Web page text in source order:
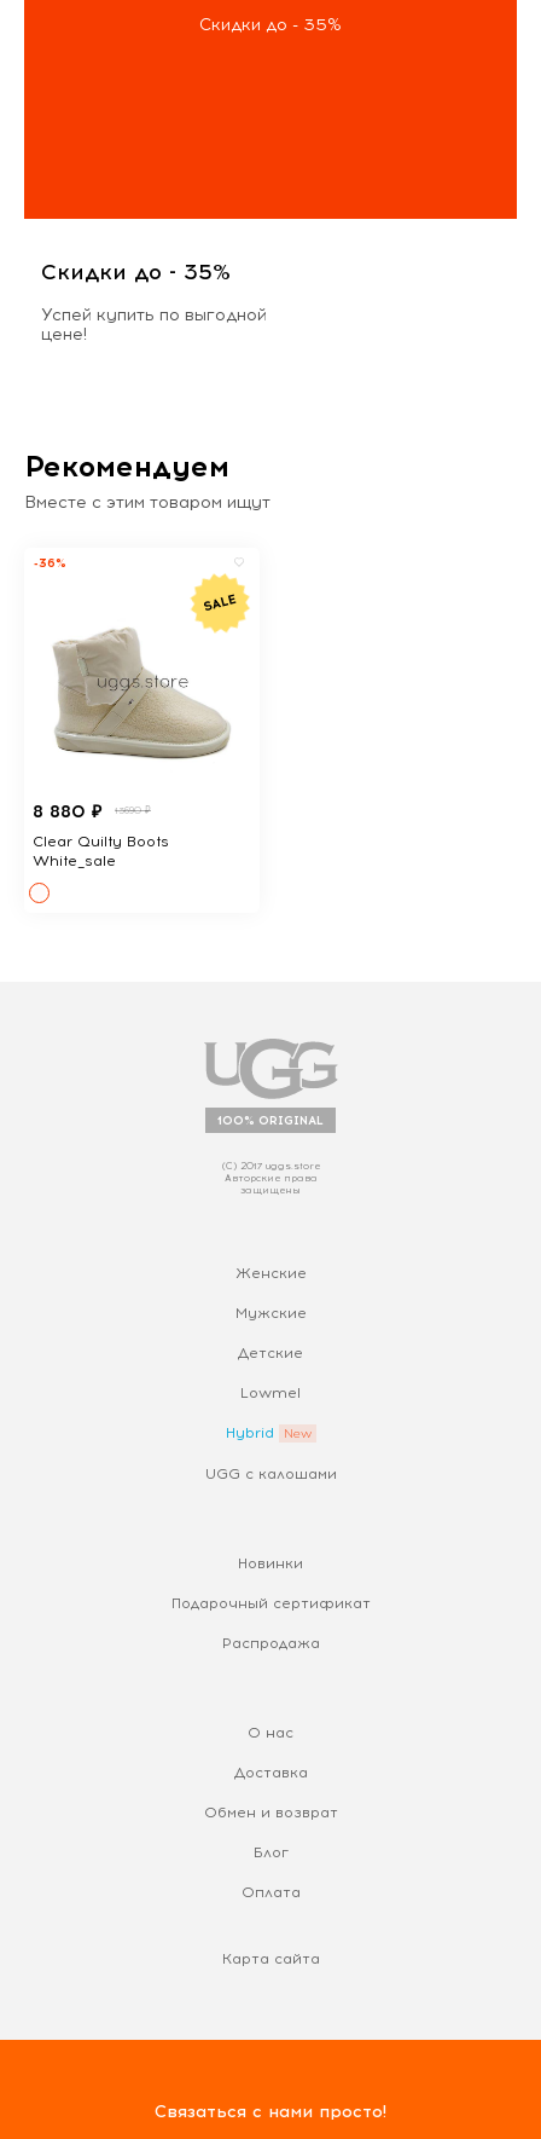
Скидки до - 35%
Скидки до - 35%
Успей купить по выгодной
цене!
Рекомендуем
Вместе с этим товаром ищут
-36%
8 880 ₽ 13690 ₽
Clear Quilty Boots
White_sale
100% ORIGINAL
(С) 2017 uggs.store
Авторские права
защищены
Женские
Мужские
Детские
Lowmel
Hybrid
UGG с калошами
Новинки
Подарочный сертификат
Распродажа
О нас
Доставка
Обмен и возврат
Блог
Оплата
Карта сайта
Связаться с нами просто!